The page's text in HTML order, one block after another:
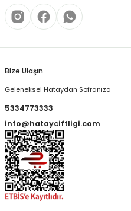
Bize Ulaşın
Geleneksel Hataydan Sofranıza
5334773333
info@hatayciftligi.com